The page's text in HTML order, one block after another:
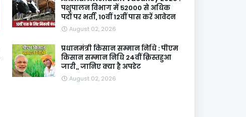
पशुपालन विभाग में 52000 से अधिक
पदों पर भर्ती, 10वीं 12वीं पास करें आवेदन
August 02, 2026
प्रधानमंत्री किसान सम्मान निधि : पीएम
किसान सम्मान निधि 24वीं क़िस्तहुआ
जारी,, जानिए क्या है अपडेट
August 02, 2026